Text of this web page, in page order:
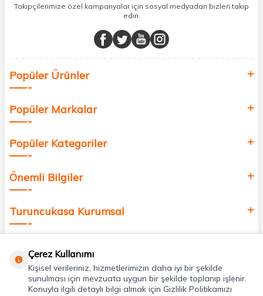
sunuyoruz.
buluşturuyor ve online alışveriş deneyiminizi en iyi hale getiriyoruz.
Sağlık, güzellik ve iyi yaşam için aradığınız her şey burada!
değer katmak için bize katılın!
Takipçilerimize özel kampanyalar için sosyal medyadan bizleri takip
edin.
Popüler Ürünler
Popüler Markalar
Popüler Kategoriler
Önemli Bilgiler
Turuncukasa Kurumsal
Uygulamalarımız
Çerez Kullanımı
Kişisel verileriniz, hizmetlerimizin daha iyi bir şekilde
sunulması için mevzuata uygun bir şekilde toplanıp işlenir.
Konuyla ilgili detaylı bilgi almak için Gizlilik Politikamızı